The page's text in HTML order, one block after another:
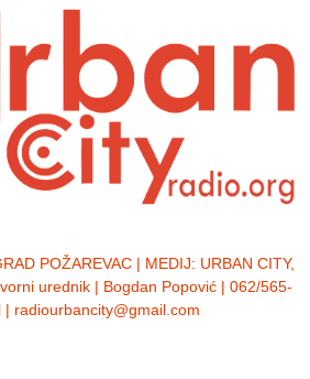
POŽAREVAC | MEDIJ: URBAN CITY,
urednik | Bogdan Popović | 062/565-
| radiourbancity@gmail.com